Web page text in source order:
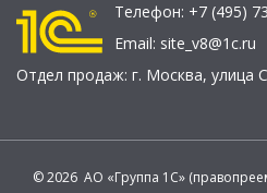
Телефон: +7 (495)
Email: site_v8@1c.ru
Отдел продаж: г. Москва, улица
© 2026 АО «Группа 1С»